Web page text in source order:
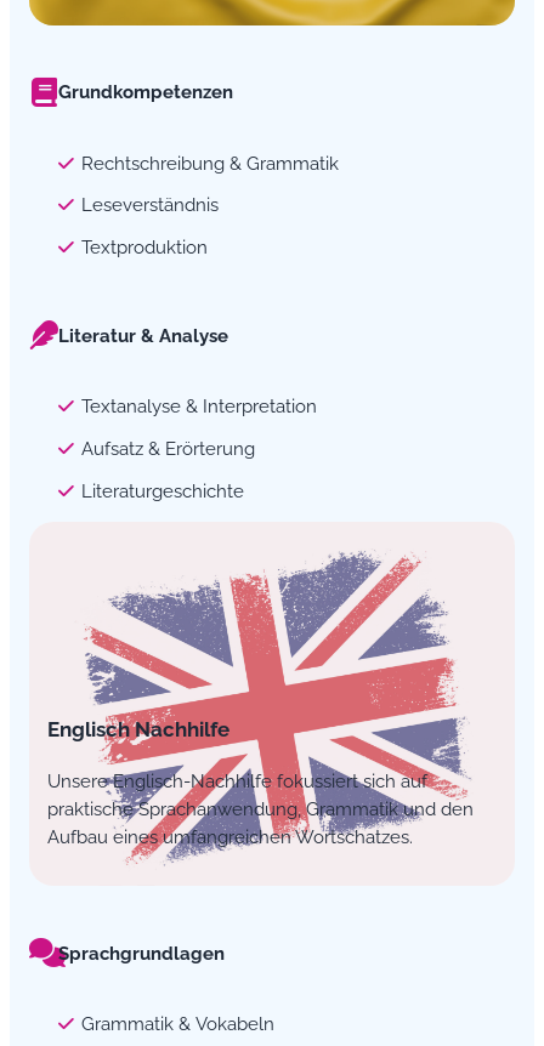
Grundkompetenzen
Rechtschreibung & Grammatik
Leseverständnis
Textproduktion
Literatur & Analyse
Textanalyse & Interpretation
Aufsatz & Erörterung
Literaturgeschichte
Englisch Nachhilfe
Unsere Englisch-Nachhilfe fokussiert sich auf
praktische Sprachanwendung, Grammatik und den
Aufbau eines umfangreichen Wortschatzes.
Sprachgrundlagen
Grammatik & Vokabeln